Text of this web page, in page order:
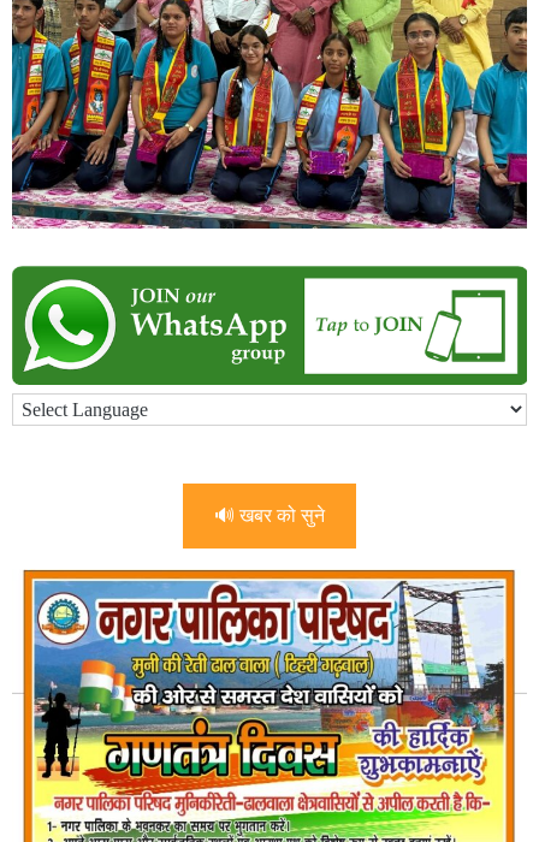
🔊 खबर को सुने